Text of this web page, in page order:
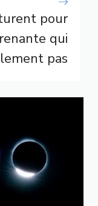
pour
qui
pas